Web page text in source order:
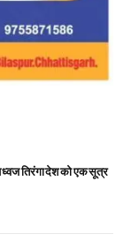
ध्वज तिरंगा देश को एक सूत्र